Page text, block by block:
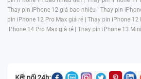
Thay pin iPhone 12 giá bao nhiêu | Thay pin
pin iPhone 12 Pro Max giá rẻ | Thay pin iPhone 12
iPhone 14 Pro Max giá rẻ | Thay pin iPhone 13